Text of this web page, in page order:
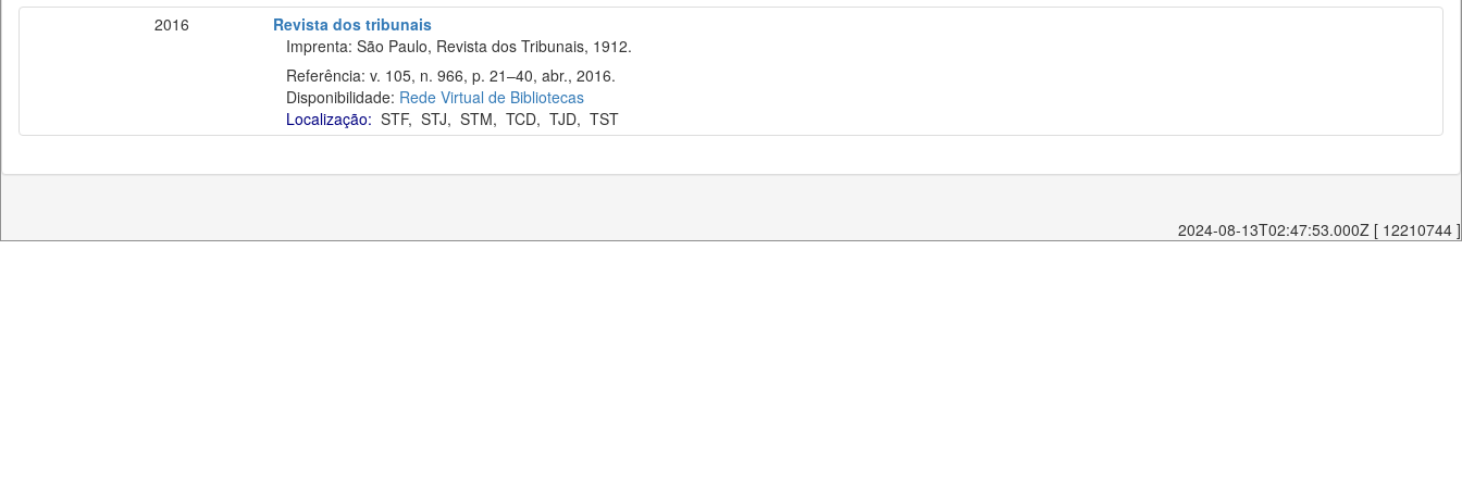
2016
Revista dos tribunais
Imprenta: São Paulo, Revista dos Tribunais, 1912.
Referência: v. 105, n. 966, p. 21–40, abr., 2016.
Disponibilidade: Rede Virtual de Bibliotecas
Localização: STF, STJ, STM, TCD, TJD, TST
2024-08-13T02:47:53.000Z [ 12210744 ]